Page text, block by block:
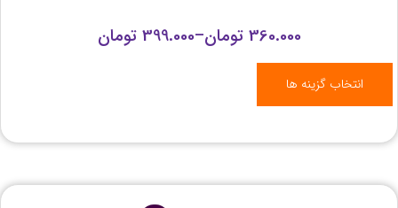
360.000 تومان–
399.000 تومان
انتخاب گزینه ها